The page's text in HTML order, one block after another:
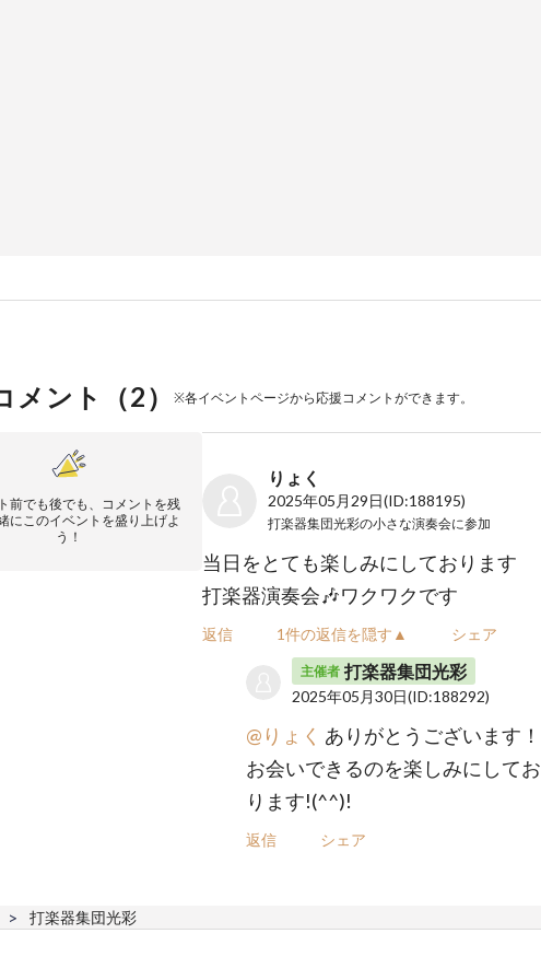
メント（2） ※各イベントページから応援コメントができます。
前でも後でも、コメントを残
にこのイベントを盛り上げよ
う！
りょく
2025年05月29日(ID:188195)
打楽器集団光彩の小さな演奏会に参加
当日をとても楽しみにしております
打楽器演奏会🎶ワクワクです
返信 1件の返信を隠す▲ シェア
主催者 打楽器集団光彩
2025年05月30日(ID:188292)
@りょく ありがとうございます！
お会いできるのを楽しみにしてお
ります!(^^)!
返信 シェア
打楽器集団光彩